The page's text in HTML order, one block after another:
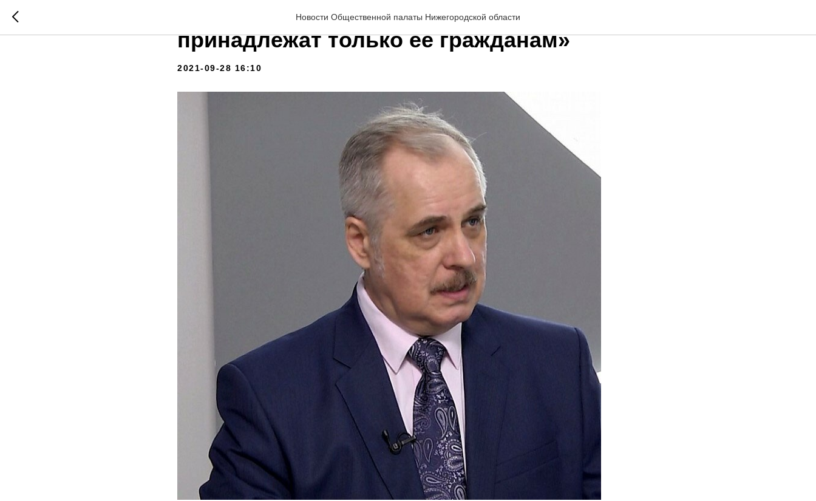
Новости Общественной палаты Нижегородской области
Александр Прудник: «Выборы в России
принадлежат только ее гражданам»
2021-09-28 16:10